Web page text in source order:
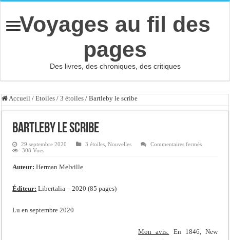
Voyages au fil des
pages
Des livres, des chroniques, des critiques
Accueil / Etoiles / 3 étoiles / Bartleby le scribe
Bartleby le scribe
29 septembre 2020 3 étoiles ,Nouvelles Commentaires ferméssur
308 Vues
Auteur: Herman Melville
Éditeur: Libertalia – 2020 (85 pages)
Lu en septembre 2020
Mon avis: En 1846, New